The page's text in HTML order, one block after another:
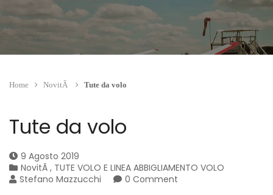
Home NovitÃ Tute da volo
Tute da volo
9 Agosto 2019
NovitÃ , TUTE VOLO E LINEA ABBIGLIAMENTO VOLO
Stefano Mazzucchi
0 Comment